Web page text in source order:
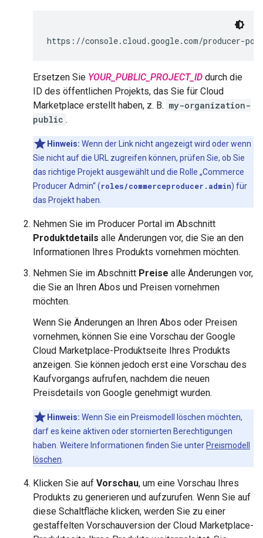
https://console.cloud.google.com/producer-
Ersetzen Sie YOUR_PUBLIC_PROJECT_ID durch die
ID des öffentlichen Projekts, das Sie für Cloud
Marketplace erstellt haben, z. B. my-organization-
public .
Hinweis: Wenn der Link nicht angezeigt wird oder wenn
Sie nicht auf die URL zugreifen können, prüfen Sie, ob Sie
das richtige Projekt ausgewählt und die Rolle „Commerce
Producer Admin“ (roles/commerceproducer.admin) für
das Projekt haben.
Nehmen Sie im Producer Portal im Abschnitt
Produktdetails alle Änderungen vor, die Sie an den
Informationen Ihres Produkts vornehmen möchten.
Nehmen Sie im Abschnitt Preise alle Änderungen vor,
die Sie an Ihren Abos und Preisen vornehmen
möchten.
Wenn Sie Änderungen an Ihren Abos oder Preisen
vornehmen, können Sie eine Vorschau der Google
Cloud Marketplace-Produktseite Ihres Produkts
anzeigen. Sie können jedoch erst eine Vorschau des
Kaufvorgangs aufrufen, nachdem die neuen
Preisdetails von Google genehmigt wurden.
Hinweis: Wenn Sie ein Preismodell löschen möchten,
darf es keine aktiven oder stornierten Berechtigungen
haben. Weitere Informationen finden Sie unter Preismodell
löschen
Klicken Sie auf Vorschau, um eine Vorschau Ihres
Produkts zu generieren und aufzurufen. Wenn Sie auf
diese Schaltfläche klicken, werden Sie zu einer
gestaffelten Vorschauversion der Cloud Marketplace-